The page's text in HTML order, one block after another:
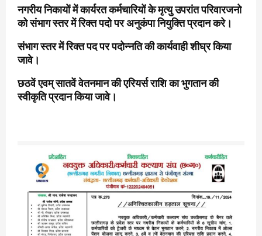
नगरीय निकायों में कार्यरत कर्मचारियों के मृत्यु उपरांत परिवारजनो
को संभाग स्तर में रिक्त पदो पर अनुकंपा नियुक्ति प्रदान करे।
संभाग स्तर में रिक्त पद पर पदोन्नति की कार्यवाही शीघ्र किया
जावे।
छठवें एवम् सातवें वेतनमान की एरियर्स राशि का भुगतान की
स्वीकृति प्रदान किया जावे।